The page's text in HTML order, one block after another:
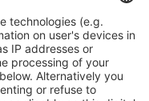
de anulare.